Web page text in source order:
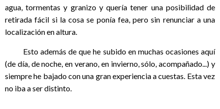
agua, tormentas y granizo y quería tener una posibilidad de
retirada fácil si la cosa se ponía fea, pero sin renunciar a una
localización en altura.
Esto además de que he subido en muchas ocasiones aquí
(de día, de noche, en verano, en invierno, sólo, acompañado...) y
siempre he bajado con una gran experiencia a cuestas. Esta vez
no iba a ser distinto.